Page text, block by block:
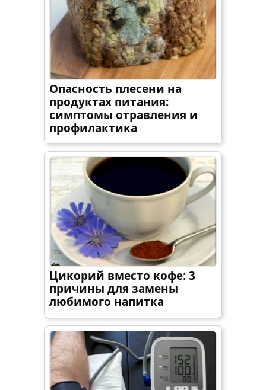
Опасность плесени на
продуктах питания:
симптомы отравления и
профилактика
Цикорий вместо кофе: 3
причины для замены
любимого напитка